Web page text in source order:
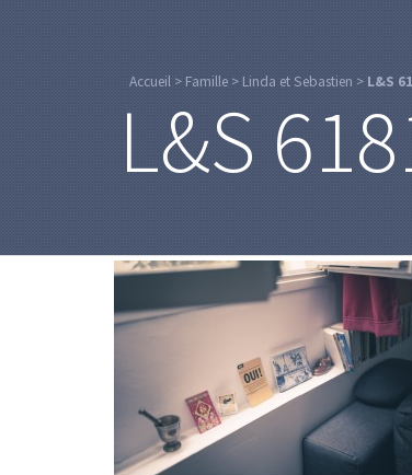
Accueil>Famille>Linda et Sebastien > L&S
L&S